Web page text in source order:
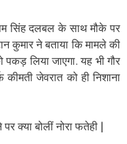
सिंह दलबल के साथ मौके पर
कुमार ने बताया कि मामले की
लिया जाएगा. यह भी गौर
कीमती जेवरात को ही निशाना
क्या बोलीं नोरा फतेही |